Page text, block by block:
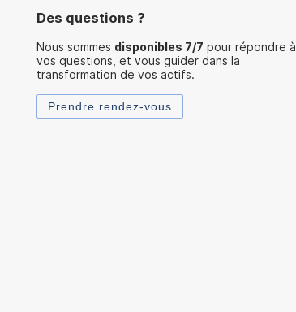
Des questions ?
Nous sommes disponibles 7/7 pour répondre à
vos questions, et vous guider dans la
transformation de vos actifs.
Prendre rendez-vous